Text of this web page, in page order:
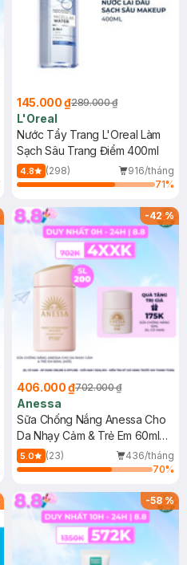
145.000 ₫289.000 ₫
L'Oreal
Nước Tẩy Trang L'Oreal Làm
Sạch Sâu Trang Điểm 400ml
4.8 (298)
916/tháng
71%
-42%
406.000 ₫702.000 ₫
Anessa
Sữa Chống Nắng Anessa Cho
Da Nhạy Cảm & Trẻ Em 60ml
(Mới)
5.0 (23)
436/tháng
70%
-58%